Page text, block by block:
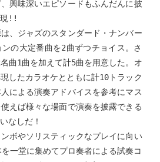
興味深いエピソードもふんだんに披
現!!
、ジャズのスタンダード・ナンバー
の大定番曲を2曲ずつチョイス。さ
曲1曲を加えて計5曲を用意した。オ
したカラオケとともに計10トラック
による演奏アドバイスを参考にマス
えば様々な場面で演奏を披露できる
なしだ！
ボやソリスティックなプレイに向い
一堂に集めてプロ奏者による試奏コ